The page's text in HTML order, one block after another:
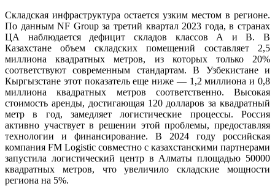
Складская инфраструктура остается узким местом в регионе.
По данным NF Group за третий квартал 2023 года, в странах
ЦА наблюдается дефицит складов классов А и В. В
Казахстане объем складских помещений составляет 2,5
миллиона квадратных метров, из которых только 20%
соответствуют современным стандартам. В Узбекистане и
Кыргызстане этот показатель еще ниже — 1,2 миллиона и 0,8
миллиона квадратных метров соответственно. Высокая
стоимость аренды, достигающая 120 долларов за квадратный
метр в год, замедляет логистические процессы. Россия
активно участвует в решении этой проблемы, предоставляя
технологии и финансирование. В 2024 году российская
компания FM Logistic совместно с казахстанскими партнерами
запустила логистический центр в Алматы площадью 50000
квадратных метров, что увеличило складские мощности
региона на 5%.